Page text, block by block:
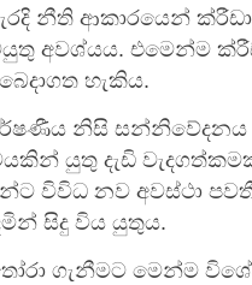
නීති ආකාරයෙන්
අවශ්යය. එමෙන්ම
හැකිය.
නිසි සන්නිවේදනය
යුතු දැඩි
විවිධ නව අවස්ථා
සිදු විය යුතුය.
ගැනීමට මෙන්ම